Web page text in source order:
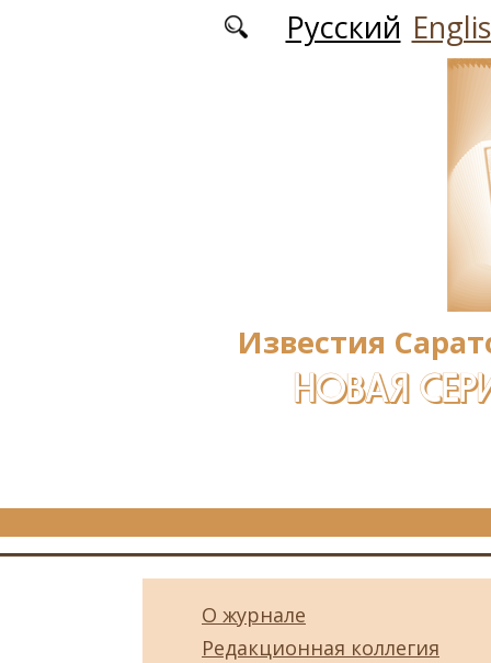
Перейти к основному содержаниюРусский
Известия
НОВАЯ
О журнале
Редакционная коллегия